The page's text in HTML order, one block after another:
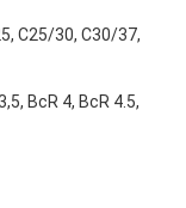
C25/30, C30/37,
BcR 4, BcR 4.5,